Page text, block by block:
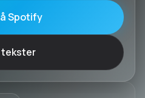
Spotify
tekster